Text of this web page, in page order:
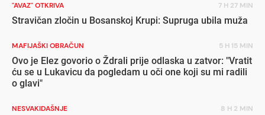
"AVAZ" OTKRIVA 7 H 27 MIN
Stravičan zločin u Bosanskoj Krupi: Supruga ubila muža
MAFIJAŠKI OBRAČUN 5 H 15 MIN
Ovo je Elez govorio o Ždrali prije odlaska u zatvor: "Vratit
ću se u Lukavicu da pogledam u oči one koji su mi radili
o glavi"
NESVAKIDAŠNJE 8 H 2 MIN